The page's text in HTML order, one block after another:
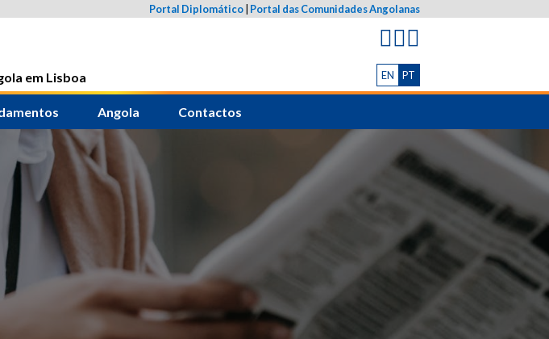
Portal Diplomático Portal das Comunidades Angolanas
em Lisboa EN PT
Angola Contactos